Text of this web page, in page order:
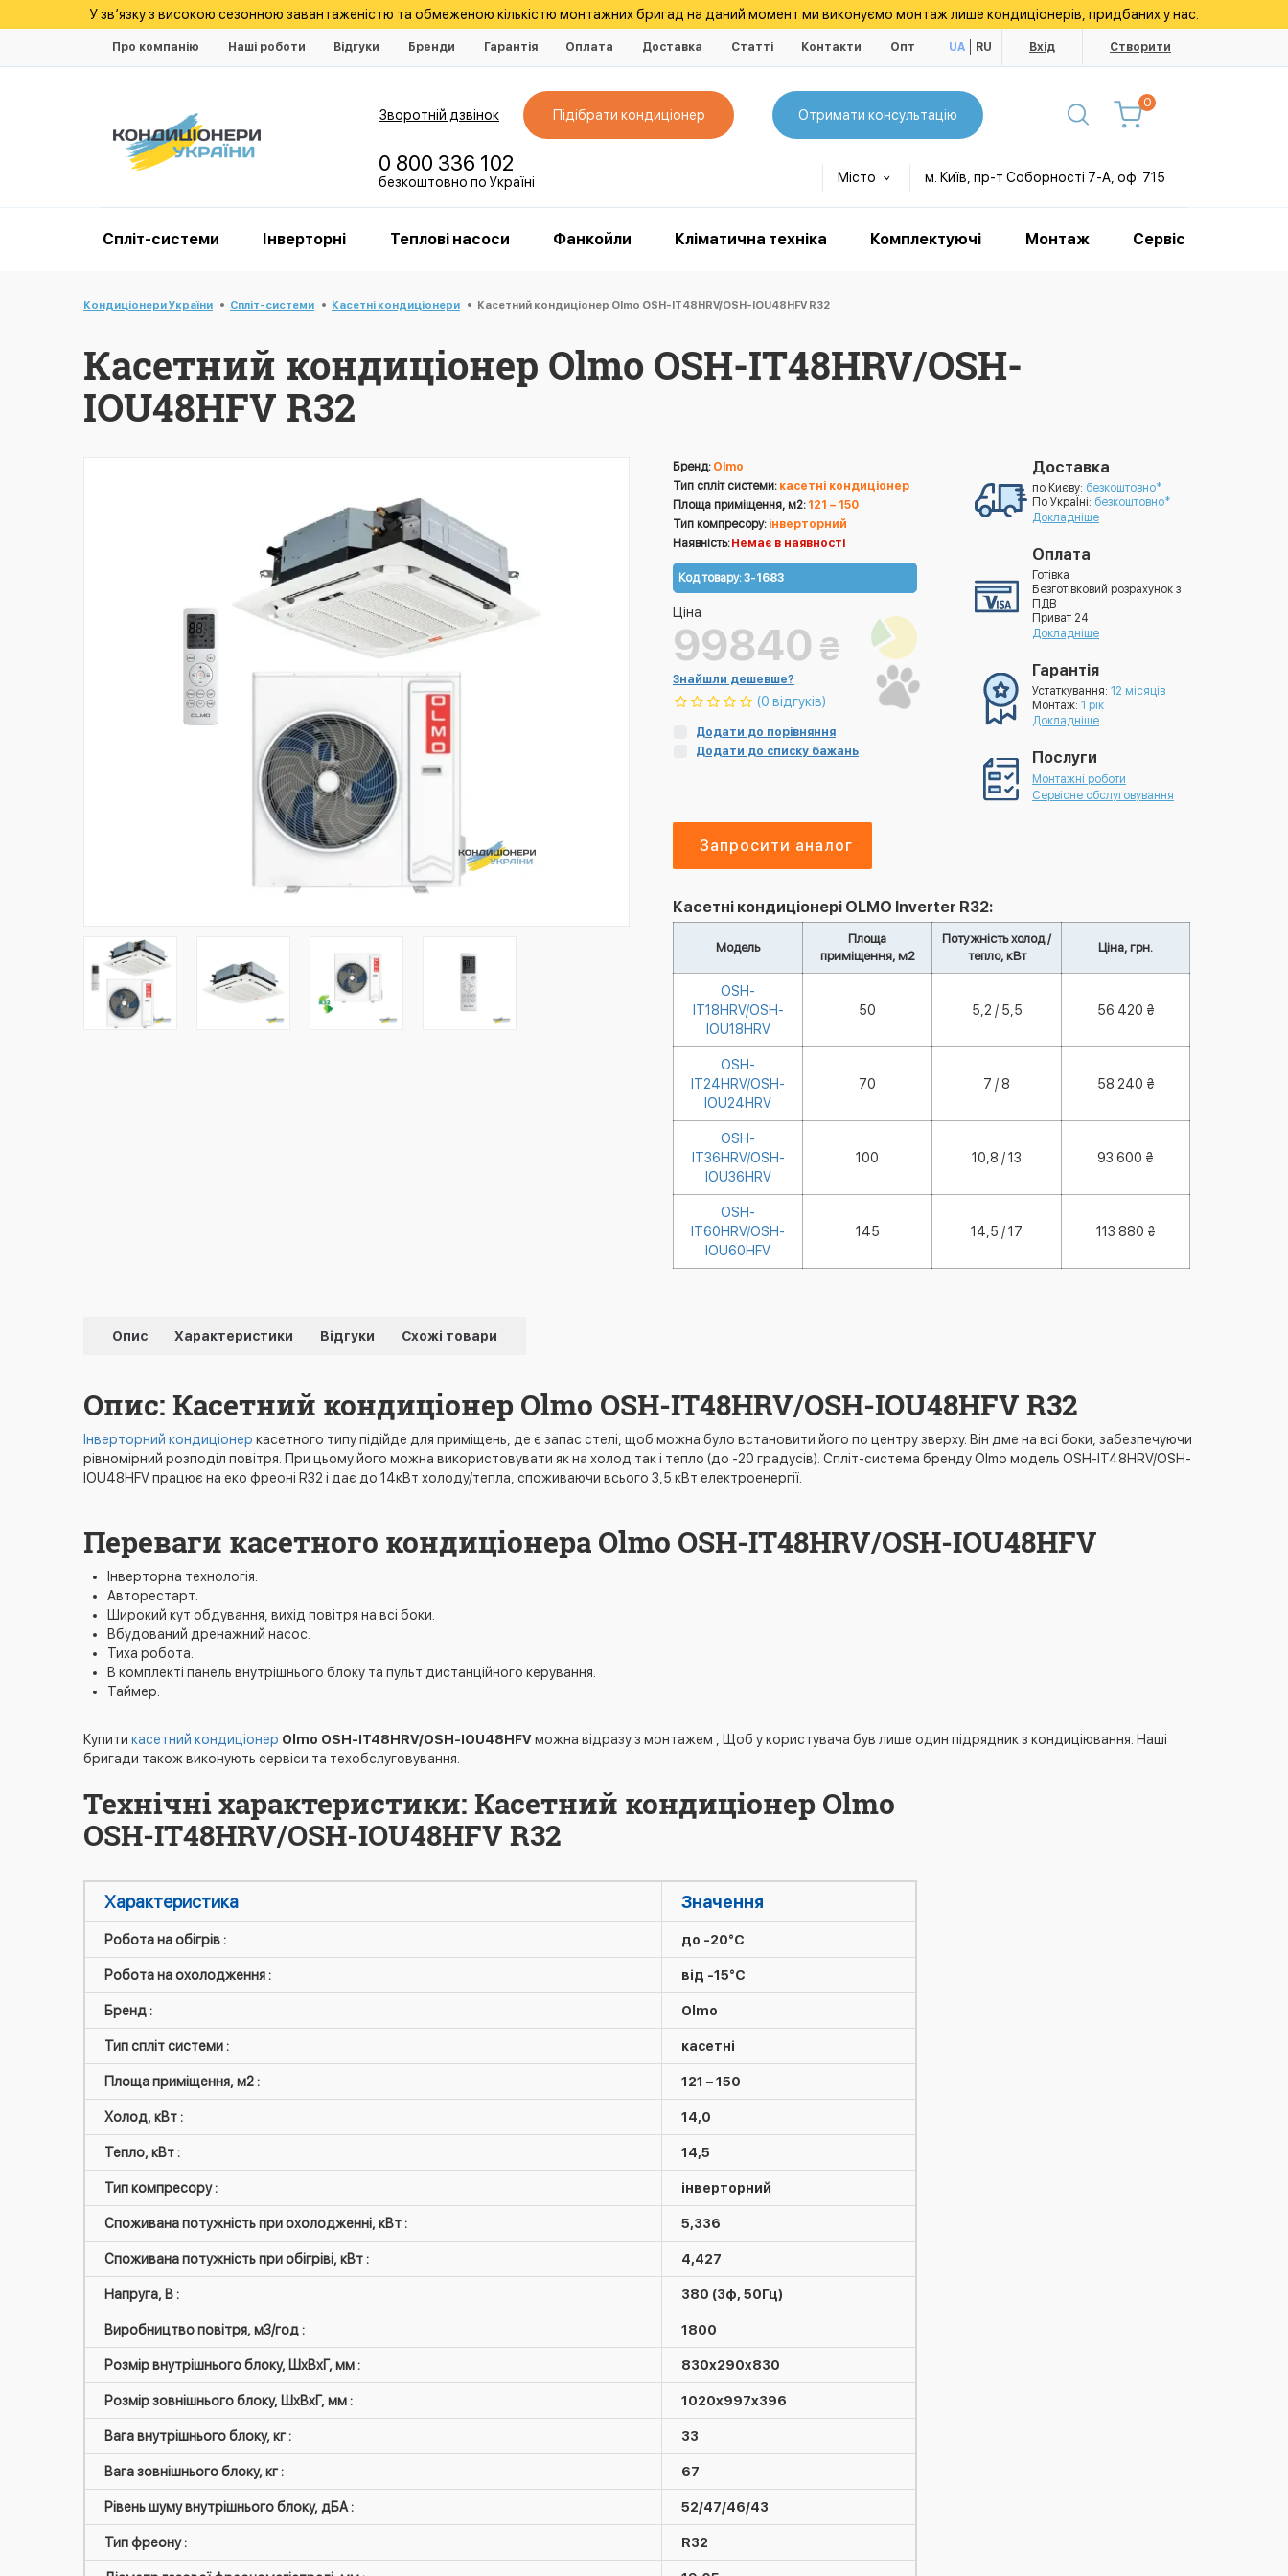
У зв’язку з високою сезонною завантаженістю та обмеженою кількістю монтажних бригад на даний момент ми виконуємо монтаж лише кондиціонерів, придбаних у нас.
Про компанію Наші роботи Відгуки Бренди Гарантія Оплата Доставка Статті Контакти Опт UA RU Вхід Створити
Зворотній дзвінок Підібрати кондиціонер Отримати консультацію
0
0 800 336 102
безкоштовно по Україні Місто м. Київ, пр-т Соборності 7-А, оф. 715
Спліт-системи Інверторні Теплові насоси Фанкойли Кліматична техніка Комплектуючі Монтаж Сервіс
Кондиціонери України Спліт-системи Касетні кондиціонери Касетний кондиціонер Olmo OSH-IT48HRV/OSH-IOU48HFV R32
Касетний кондиціонер Olmo OSH-IT48HRV/OSH-
IOU48HFV R32
Бренд: Olmo
Тип спліт системи: касетні кондиціонер
Площа приміщення, м2: 121 – 150
Тип компресору: інверторний
Наявність: Немає в наявності
Код товару:3-1683
Ціна
99840 ₴
Знайшли дешевше?
(0 відгуків)
Додати до порівняння
Додати до списку бажань
Доставка
по Києву: безкоштовно*
По УкраЇні: безкоштовно*
Докладніше
Оплата
Готівка
Безготівковий розрахунок з
ПДВ
Приват 24
Докладніше
Гарантія
Устаткування: 12 місяців
Монтаж: 1 рік
Докладніше
Послуги
Монтажні роботи
Сервісне обслуговування
Запросити аналог
Касетні кондиціонері OLMO Inverter R32:
Модель
Площа
приміщення, м2
Потужність холод /
тепло, кВт
Ціна, грн.
OSH-
IT18HRV/OSH-
IOU18HRV
50 5,2 / 5,5 56 420 ₴
OSH-
IT24HRV/OSH-
IOU24HRV
70 7 / 8 58 240 ₴
OSH-
IT36HRV/OSH-
IOU36HRV
100 10,8 / 13 93 600 ₴
OSH-
IT60HRV/OSH-
IOU60HFV
145 14,5 / 17 113 880 ₴
Опис Характеристики Відгуки Схожі товари
Опис: Касетний кондиціонер Olmo OSH-IT48HRV/OSH-IOU48HFV R32
Інверторний кондиціонер касетного типу підійде для приміщень, де є запас стелі, щоб можна було встановити його по центру зверху. Він дме на всі боки, забезпечуючи
рівномірний розподіл повітря. При цьому його можна використовувати як на холод так і тепло (до -20 градусів). Спліт-система бренду Olmo модель OSH-IT48HRV/OSH-
IOU48HFV працює на еко фреоні R32 і дає до 14кВт холоду/тепла, споживаючи всього 3,5 кВт електроенергії.
Переваги касетного кондиціонера Olmo OSH-IT48HRV/OSH-IOU48HFV
Інверторна технологія.
Авторестарт.
Широкий кут обдування, вихід повітря на всі боки.
Вбудований дренажний насос.
Тиха робота.
В комплекті панель внутрішнього блоку та пульт дистанційного керування.
Таймер.
Купити касетний кондиціонер Olmo OSH-IT48HRV/OSH-IOU48HFVможна відразу з монтажем , Щоб у користувача був лише один підрядник з кондиціювання. Наші
бригади також виконують сервіси та техобслуговування.
Технічні характеристики: Касетний кондиціонер Olmo
OSH-IT48HRV/OSH-IOU48HFV R32
Характеристика Значення
Робота на обігрів : до -20°C
Робота на охолодження : від -15°C
Бренд : Olmo
Тип спліт системи : касетні
Площа приміщення, м2 : 121 – 150
Холод, кВт : 14,0
Тепло, кВт : 14,5
Тип компресору : інверторний
Споживана потужність при охолодженні, кВт : 5,336
Споживана потужність при обігріві, кВт : 4,427
Напруга, В : 380 (3ф, 50Гц)
Виробництво повітря, м3/год : 1800
Розмір внутрішнього блоку, ШxВxГ, мм : 830x290x830
Розмір зовнішнього блоку, ШxВxГ, мм : 1020x997x396
Вага внутрішнього блоку, кг : 33
Вага зовнішнього блоку, кг : 67
Рівень шуму внутрішнього блоку, дБА : 52/47/46/43
Тип фреону : R32